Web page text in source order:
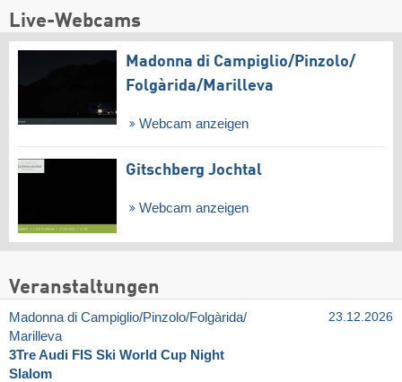
Live-Webcams
Madonna di Campiglio/​Pinzolo/​
Folgàrida/​Marilleva
Webcam anzeigen
Gitschberg Jochtal
Webcam anzeigen
Veranstaltungen
Madonna di Campiglio/​Pinzolo/​Folgàrida/​
Marilleva
3Tre Audi FIS Ski World Cup Night
Slalom
23.12.2026